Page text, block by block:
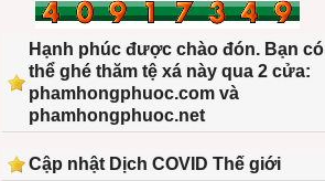
Hạnh phúc được chào đón. Bạn có
thể ghé thăm tệ xá này qua 2 cửa:
phamhongphuoc.com và
phamhongphuoc.net
Cập nhật Dịch COVID Thế giới